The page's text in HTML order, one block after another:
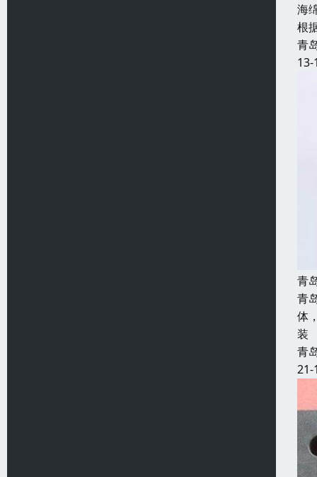
海
根
青
13-
青
青
体
装
青
21-